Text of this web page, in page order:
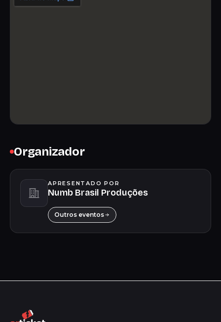
Organizador
APRESENTADO POR
Numb Brasil Produções
Outros eventos